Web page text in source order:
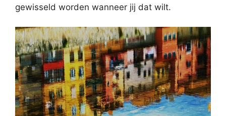
gewisseld worden wanneer jij dat wilt.